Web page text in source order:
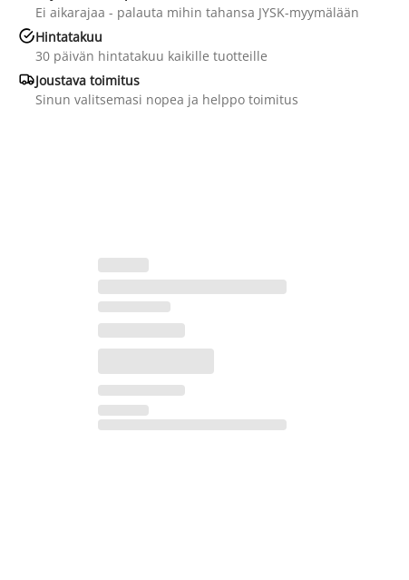
Ei aikarajaa - palauta mihin tahansa JYSK-myymälään
Hintatakuu
30 päivän hintatakuu kaikille tuotteille
Joustava toimitus
Sinun valitsemasi nopea ja helppo toimitus